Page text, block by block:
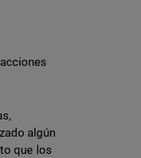
algún
que los